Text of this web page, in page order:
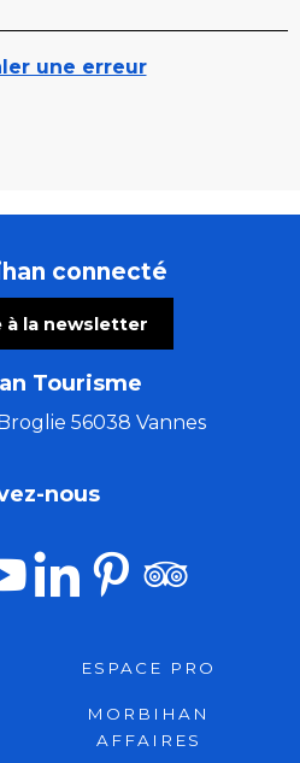
une erreur
connecté
à la newsletter
Tourisme
56038 Vannes
nous
ESPACE PRO
MORBIHAN
AFFAIRES